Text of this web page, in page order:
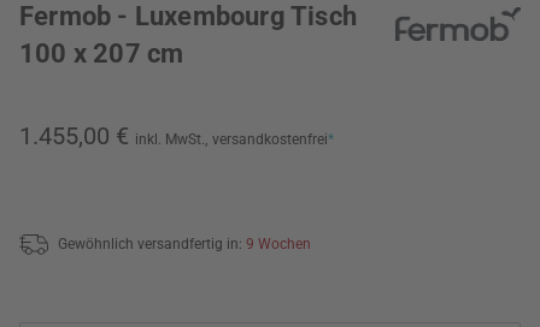
Fermob - Luxembourg Tisch
100 x 207 cm
1.455,00 € inkl. MwSt., versandkostenfrei*
Gewöhnlich versandfertig in: 9 Wochen